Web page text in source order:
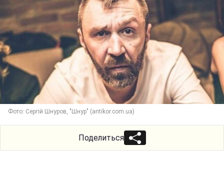
Фото: Сергій Шнуров, "Шнур" (antikor.com.ua)
Поделиться